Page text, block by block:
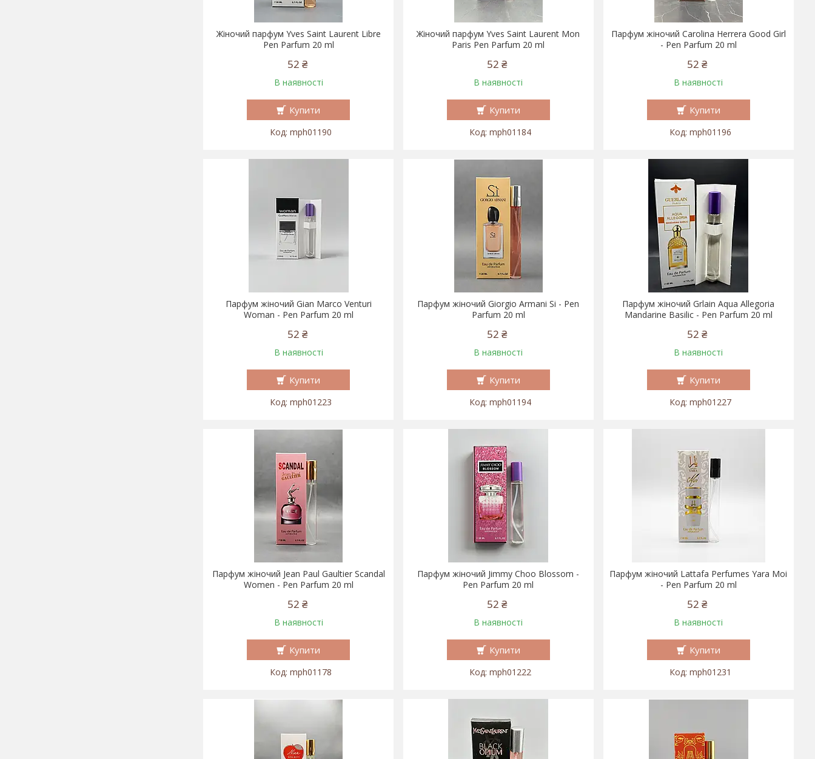
Жіночий парфум Yves Saint Laurent Libre
Pen Parfum 20 ml
52 ₴
В наявності
Купити
mph01190
Жіночий парфум Yves Saint Laurent Mon
Paris Pen Parfum 20 ml
52 ₴
В наявності
Купити
mph01184
Парфум жіночий Carolina Herrera Good Girl
- Pen Parfum 20 ml
52 ₴
В наявності
Купити
mph01196
Парфум жіночий Gian Marco Venturi
Woman - Pen Parfum 20 ml
52 ₴
В наявності
Купити
mph01223
Парфум жіночий Giorgio Armani Si - Pen
Parfum 20 ml
52 ₴
В наявності
Купити
mph01194
Парфум жіночий Grlain Aqua Allegoria
Mandarine Basilic - Pen Parfum 20 ml
52 ₴
В наявності
Купити
mph01227
Парфум жіночий Jean Paul Gaultier Scandal
Women - Pen Parfum 20 ml
52 ₴
В наявності
Купити
mph01178
Парфум жіночий Jimmy Choo Blossom -
Pen Parfum 20 ml
52 ₴
В наявності
Купити
mph01222
Парфум жіночий Lattafa Perfumes Yara Moi
- Pen Parfum 20 ml
52 ₴
В наявності
Купити
mph01231